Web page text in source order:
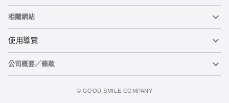
相關網站
黏土人
黏土人臉部製造機（英文）
使用導覽
重要公告
公司概要／條款
©️ GOOD SMILE COMPANY